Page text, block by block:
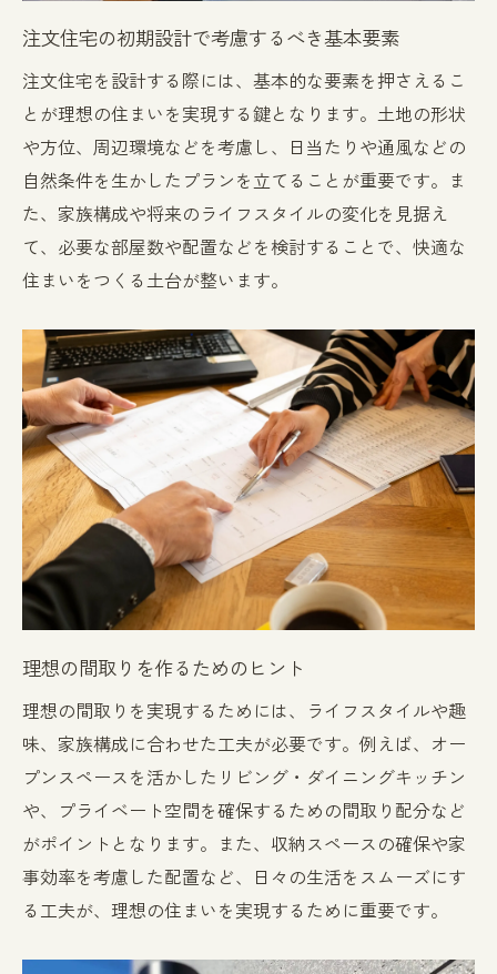
ナチュラル素材を使用したデザイン
オープンプランのリビング・ダイニング
最新のバスルームデザイントレンド
家族構成に合わせた注文住宅デザインの工夫
ファミリー向けの安全で快適なデザイン
子供部屋のデザインアイデア
二世帯住宅のデザインポイント
高齢者に優しいバリアフリーデザイン
プライベートと共有スペースのバランス
洗練された注文住宅デザインのための素材選び
耐久性と美しさを兼ね備えた外壁材
内装に適した天然素材の選び方
床材の種類と特徴
エコ素材のメリットとデメリット
オーダーメイド家具の選び方
コストパフォーマンスに優れた素材選び
色彩心理学を活かした部屋作り
照明計画の基本知識
リビングの色調と照明の組み合わせ
寝室のリラックス効果を高める照明
キッチンの機能性を高める照明デザイン
アクセントカラーの使い方と効果
注文住宅のデザインを成功させるための設計士
注文住宅の初期設計で考慮するべき基本要素
注文住宅を設計する際には、基本的な要素を押さえるこ
とが理想の住まいを実現する鍵となります。土地の形状
や方位、周辺環境などを考慮し、日当たりや通風などの
自然条件を生かしたプランを立てることが重要です。ま
た、家族構成や将来のライフスタイルの変化を見据え
て、必要な部屋数や配置などを検討することで、快適な
住まいをつくる土台が整います。
理想の間取りを作るためのヒント
理想の間取りを実現するためには、ライフスタイルや趣
味、家族構成に合わせた工夫が必要です。例えば、オー
プンスペースを活かしたリビング・ダイニングキッチン
や、プライベート空間を確保するための間取り配分など
がポイントとなります。また、収納スペースの確保や家
事効率を考慮した配置など、日々の生活をスムーズにす
る工夫が、理想の住まいを実現するために重要です。